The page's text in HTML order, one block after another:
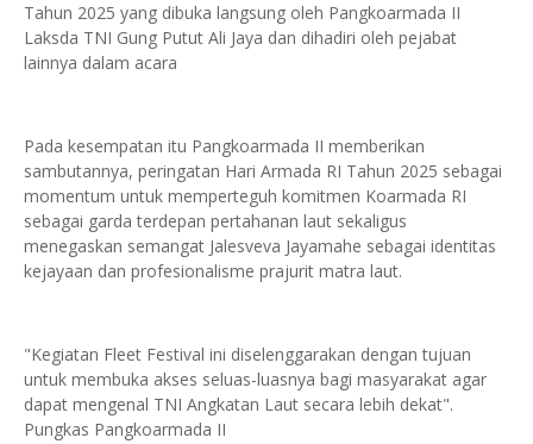
Tahun 2025 yang dibuka langsung oleh Pangkoarmada II
Laksda TNI Gung Putut Ali Jaya dan dihadiri oleh pejabat
lainnya dalam acara
Pada kesempatan itu Pangkoarmada II memberikan
sambutannya, peringatan Hari Armada RI Tahun 2025 sebagai
momentum untuk memperteguh komitmen Koarmada RI
sebagai garda terdepan pertahanan laut sekaligus
menegaskan semangat Jalesveva Jayamahe sebagai identitas
kejayaan dan profesionalisme prajurit matra laut.
"Kegiatan Fleet Festival ini diselenggarakan dengan tujuan
untuk membuka akses seluas-luasnya bagi masyarakat agar
dapat mengenal TNI Angkatan Laut secara lebih dekat".
Pungkas Pangkoarmada II